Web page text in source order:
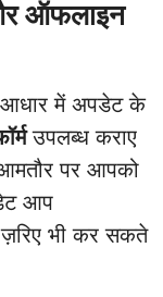
ऑफलाइन
आधार में अपडेट के
उपलब्ध कराए
पर आपको
आप
भी कर सकते